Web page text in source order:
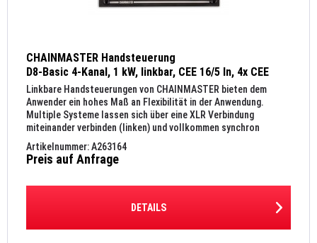
CHAINMASTER Handsteuerung
D8-Basic 4-Kanal, 1 kW, linkbar, CEE 16/5 In, 4x CEE
16/4 Out, 19", 4 HE
Linkbare Handsteuerungen von CHAINMASTER bieten dem
Anwender ein hohes Maß an Flexibilität in der Anwendung.
Multiple Systeme lassen sich über eine XLR Verbindung
miteinander verbinden (linken) und vollkommen synchron
ansteuern. Gerade...
Artikelnummer: A263164
Preis auf Anfrage
DETAILS